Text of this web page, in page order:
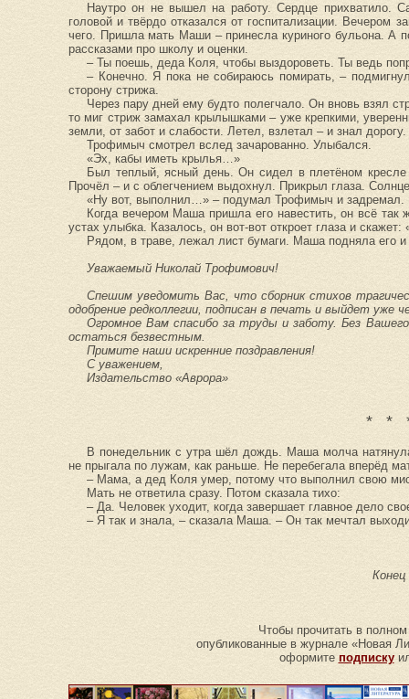
Наутро он не вышел на работу. Сердце прихватило.
головой и твёрдо отказался от госпитализации. Вечером
чего. Пришла мать Маши – принесла куриного бульона.
рассказами про школу и оценки.
– Ты поешь, деда Коля, чтобы выздороветь. Ты ведь
– Конечно. Я пока не собираюсь помирать, –
сторону стрижа.
Через пару дней ему будто полегчало. Он вновь взял
то миг стриж замахал крылышками – уже крепкими,
земли, от забот и слабости. Летел, взлетал – и знал дорогу.
Трофимыч смотрел вслед зачарованно. Улыбался.
«Эх, кабы иметь крылья…»
Был теплый, ясный день. Он сидел в плетёном
Прочёл – и с облегчением выдохнул. Прикрыл глаза.
«Ну вот, выполнил…» – подумал Трофимыч и задремал.
Когда вечером Маша пришла его навестить, он всё
устах улыбка. Казалось, он вот-вот откроет глаза и
Рядом, в траве, лежал лист бумаги. Маша подняла его и
Уважаемый Николай Трофимович!
Спешим уведомить Вас, что сборник стихов
одобрение редколлегии, подписан в печать и выйдет уже
Огромное Вам спасибо за труды и заботу. Без
остаться безвестным.
Примите наши искренние поздравления!
С уважением,
Издательство «Аврора»
* *
В понедельник с утра шёл дождь. Маша молча
не прыгала по лужам, как раньше. Не перебегала вперёд
– Мама, а дед Коля умер, потому что выполнил свою
Мать не ответила сразу. Потом сказала тихо:
– Да. Человек уходит, когда завершает главное дело
– Я так и знала, – сказала Маша. – Он так мечтал
Конец
Чтобы прочитать в
опубликованные в журнале «Новая
оформите подписку